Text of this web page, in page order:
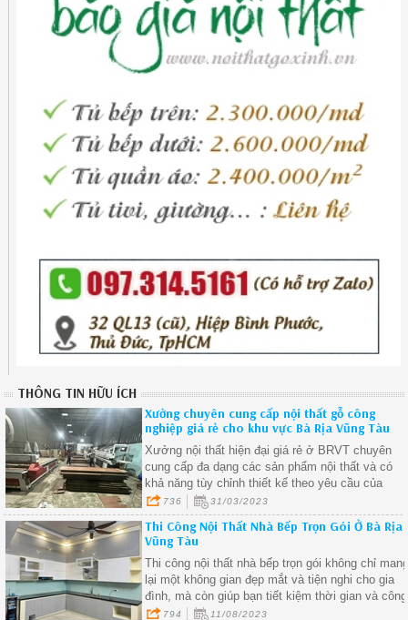
THÔNG TIN HỮU ÍCH
Xưởng chuyên cung cấp nội thất gỗ công
nghiệp giá rẻ cho khu vực Bà Rịa Vũng Tàu
Xưởng nội thất hiện đại giá rẻ ở BRVT chuyên
cung cấp đa dạng các sản phẩm nội thất và có
khả năng tùy chỉnh thiết kế theo yêu cầu của
khách hàng
736 31/03/2023
Thi Công Nội Thất Nhà Bếp Trọn Gói Ở Bà Rịa
Vũng Tàu
Thi công nội thất nhà bếp trọn gói không chỉ
lại một không gian đẹp mắt và tiện nghi cho gia
đình, mà còn giúp bạn tiết kiệm thời gian và công
sức trong quá trình thi công
794 11/08/2023